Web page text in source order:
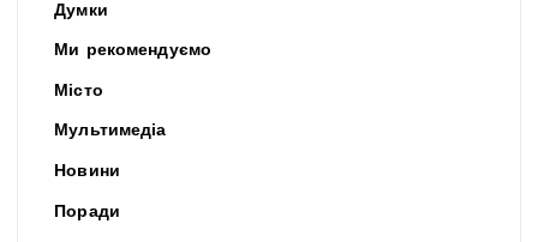
Думки
Ми рекомендуємо
Місто
Мультимедіа
Новини
Поради